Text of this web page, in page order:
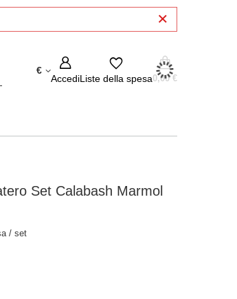
€
AccediListe della spesa0,00 €
Set Calabash Marmol
/set